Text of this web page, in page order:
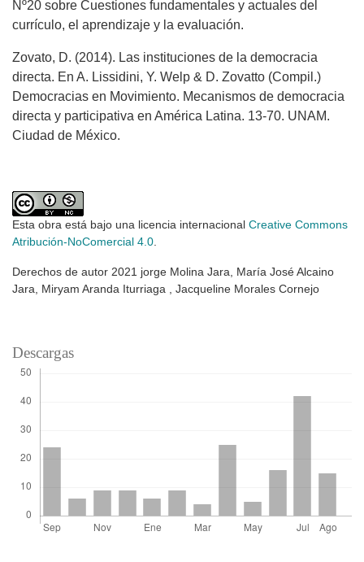
Nº20 sobre Cuestiones fundamentales y actuales del
currículo, el aprendizaje y la evaluación.
Zovato, D. (2014). Las instituciones de la democracia
directa. En A. Lissidini, Y. Welp & D. Zovatto (Compil.)
Democracias en Movimiento. Mecanismos de democracia
directa y participativa en América Latina. 13-70. UNAM.
Ciudad de México.
Esta obra está bajo una licencia internacional Creative Commons
Atribución-NoComercial 4.0.
Derechos de autor 2021 jorge Molina Jara, María José Alcaino
Jara, Miryam Aranda Iturriaga , Jacqueline Morales Cornejo
Descargas